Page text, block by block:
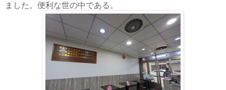
ました。便利な世の中である。